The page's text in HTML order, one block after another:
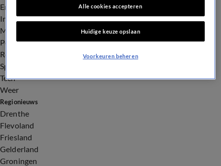
Entertainment
Infrastructuur
Milieu en Gezondheid
Politiek
Royalty
Sport
Tech
Weer
Regionieuws
Drenthe
Flevoland
Friesland
Gelderland
Groningen
Alle cookies accepteren
Huidige keuze opslaan
Voorkeuren beheren